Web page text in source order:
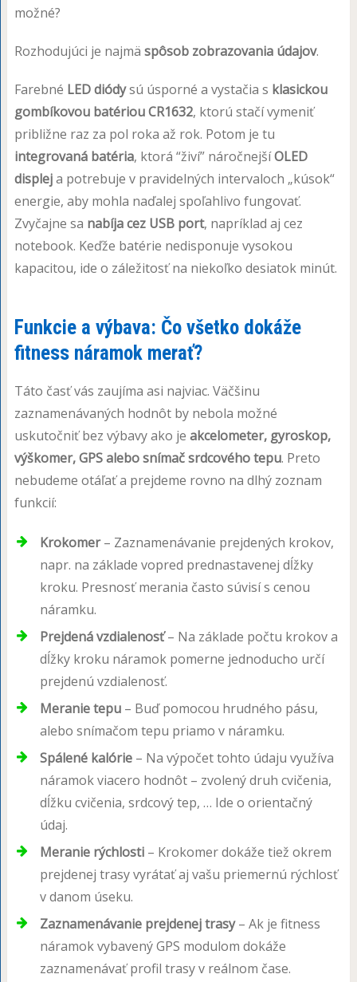
možné?
Rozhodujúci je najmä spôsob zobrazovania údajov.
Farebné LED diódysú úsporné a vystačia s klasickou
gombíkovou batériou CR1632, ktorú stačí vymeniť
približne raz za pol roka až rok. Potom je tu
integrovaná batéria, ktorá “živí” náročnejšíOLED
displeja potrebuje v pravidelných intervaloch „kúsok“
energie, aby mohla naďalej spoľahlivo fungovať.
Zvyčajne sa nabíja cez USB port, napríklad aj cez
notebook. Keďže batérie nedisponuje vysokou
kapacitou, ide o záležitosť na niekoľko desiatok minút.
Funkcie a výbava: Čo všetko dokáže
fitness náramok merať?
Táto časť vás zaujíma asi najviac. Väčšinu
zaznamenávaných hodnôt by nebola možné
uskutočniť bez výbavy ako je akcelometer, gyroskop,
výškomer, GPS alebo snímač srdcového tepu. Preto
nebudeme otáľať a prejdeme rovno na dlhý zoznam
funkcií:
Krokomer– Zaznamenávanie prejdených krokov,
napr. na základe vopred prednastavenej dĺžky
kroku. Presnosť merania často súvisí s cenou
náramku.
Prejdená vzdialenosť– Na základe počtu krokov a
dĺžky kroku náramok pomerne jednoducho určí
prejdenú vzdialenosť.
Meranie tepu– Buď pomocou hrudného pásu,
alebo snímačom tepu priamo v náramku.
Spálené kalórie– Na výpočet tohto údaju využíva
náramok viacero hodnôt – zvolený druh cvičenia,
dĺžku cvičenia, srdcový tep, … Ide o orientačný
údaj.
Meranie rýchlosti– Krokomer dokáže tiež okrem
prejdenej trasy vyrátať aj vašu priemernú rýchlosť
v danom úseku.
Zaznamenávanie prejdenej trasy– Ak je fitness
náramok vybavený GPS modulom dokáže
zaznamenávať profil trasy v reálnom čase.